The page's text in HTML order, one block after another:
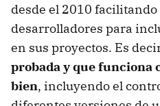
desde el 2010
desarrolladores para
en sus proyectos. Es
probada y que funciona
bien, incluyendo el